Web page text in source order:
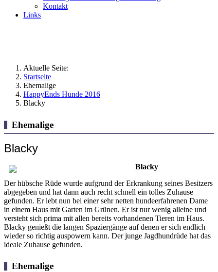
Kontakt
Links
Aktuelle Seite:
Startseite
Ehemalige
HappyEnds Hunde 2016
Blacky
Ehemalige
Blacky
Blacky
Der hübsche Rüde wurde aufgrund der Erkrankung seines Besitzers
abgegeben und hat dann auch recht schnell ein tolles Zuhause
gefunden. Er lebt nun bei einer sehr netten hundeerfahrenen Dame
in einem Haus mit Garten im Grünen. Er ist nur wenig alleine und
versteht sich prima mit allen bereits vorhandenen Tieren im Haus.
Blacky genießt die langen Spaziergänge auf denen er sich endlich
wieder so richtig auspowern kann. Der junge Jagdhundrüde hat das
ideale Zuhause gefunden.
Ehemalige